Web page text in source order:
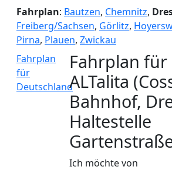
Fahrplan: Bautzen, Chemnitz,
Freiberg/Sachsen, Görlitz,
Pirna, Plauen, Zwickau
Fahrplan
für
Deutschland
Fahrplan für
ALTalita
Bahnhof,
Haltestelle
Ich möchte von